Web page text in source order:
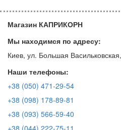
Магазин КАПРИКОРН
Мы находимся по адресу:
Киев, ул. Большая
Наши телефоны:
+38 (050) 471-29-54
+38 (098) 178-89-81
+38 (093) 566-59-40
+38 (044) 222-75-11